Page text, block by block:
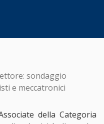
sondaggio
e meccatronici
della Categoria